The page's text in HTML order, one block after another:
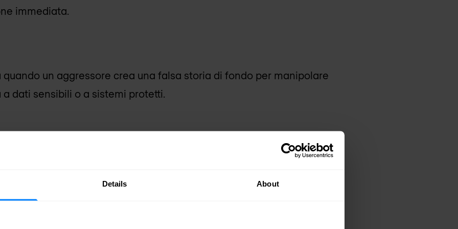
Details About
immediata.
un aggressore crea una falsa storia di fondo per manipolare
dati sensibili o a sistemi protetti.
si verifica quando gli aggressori richiedono informazioni private a